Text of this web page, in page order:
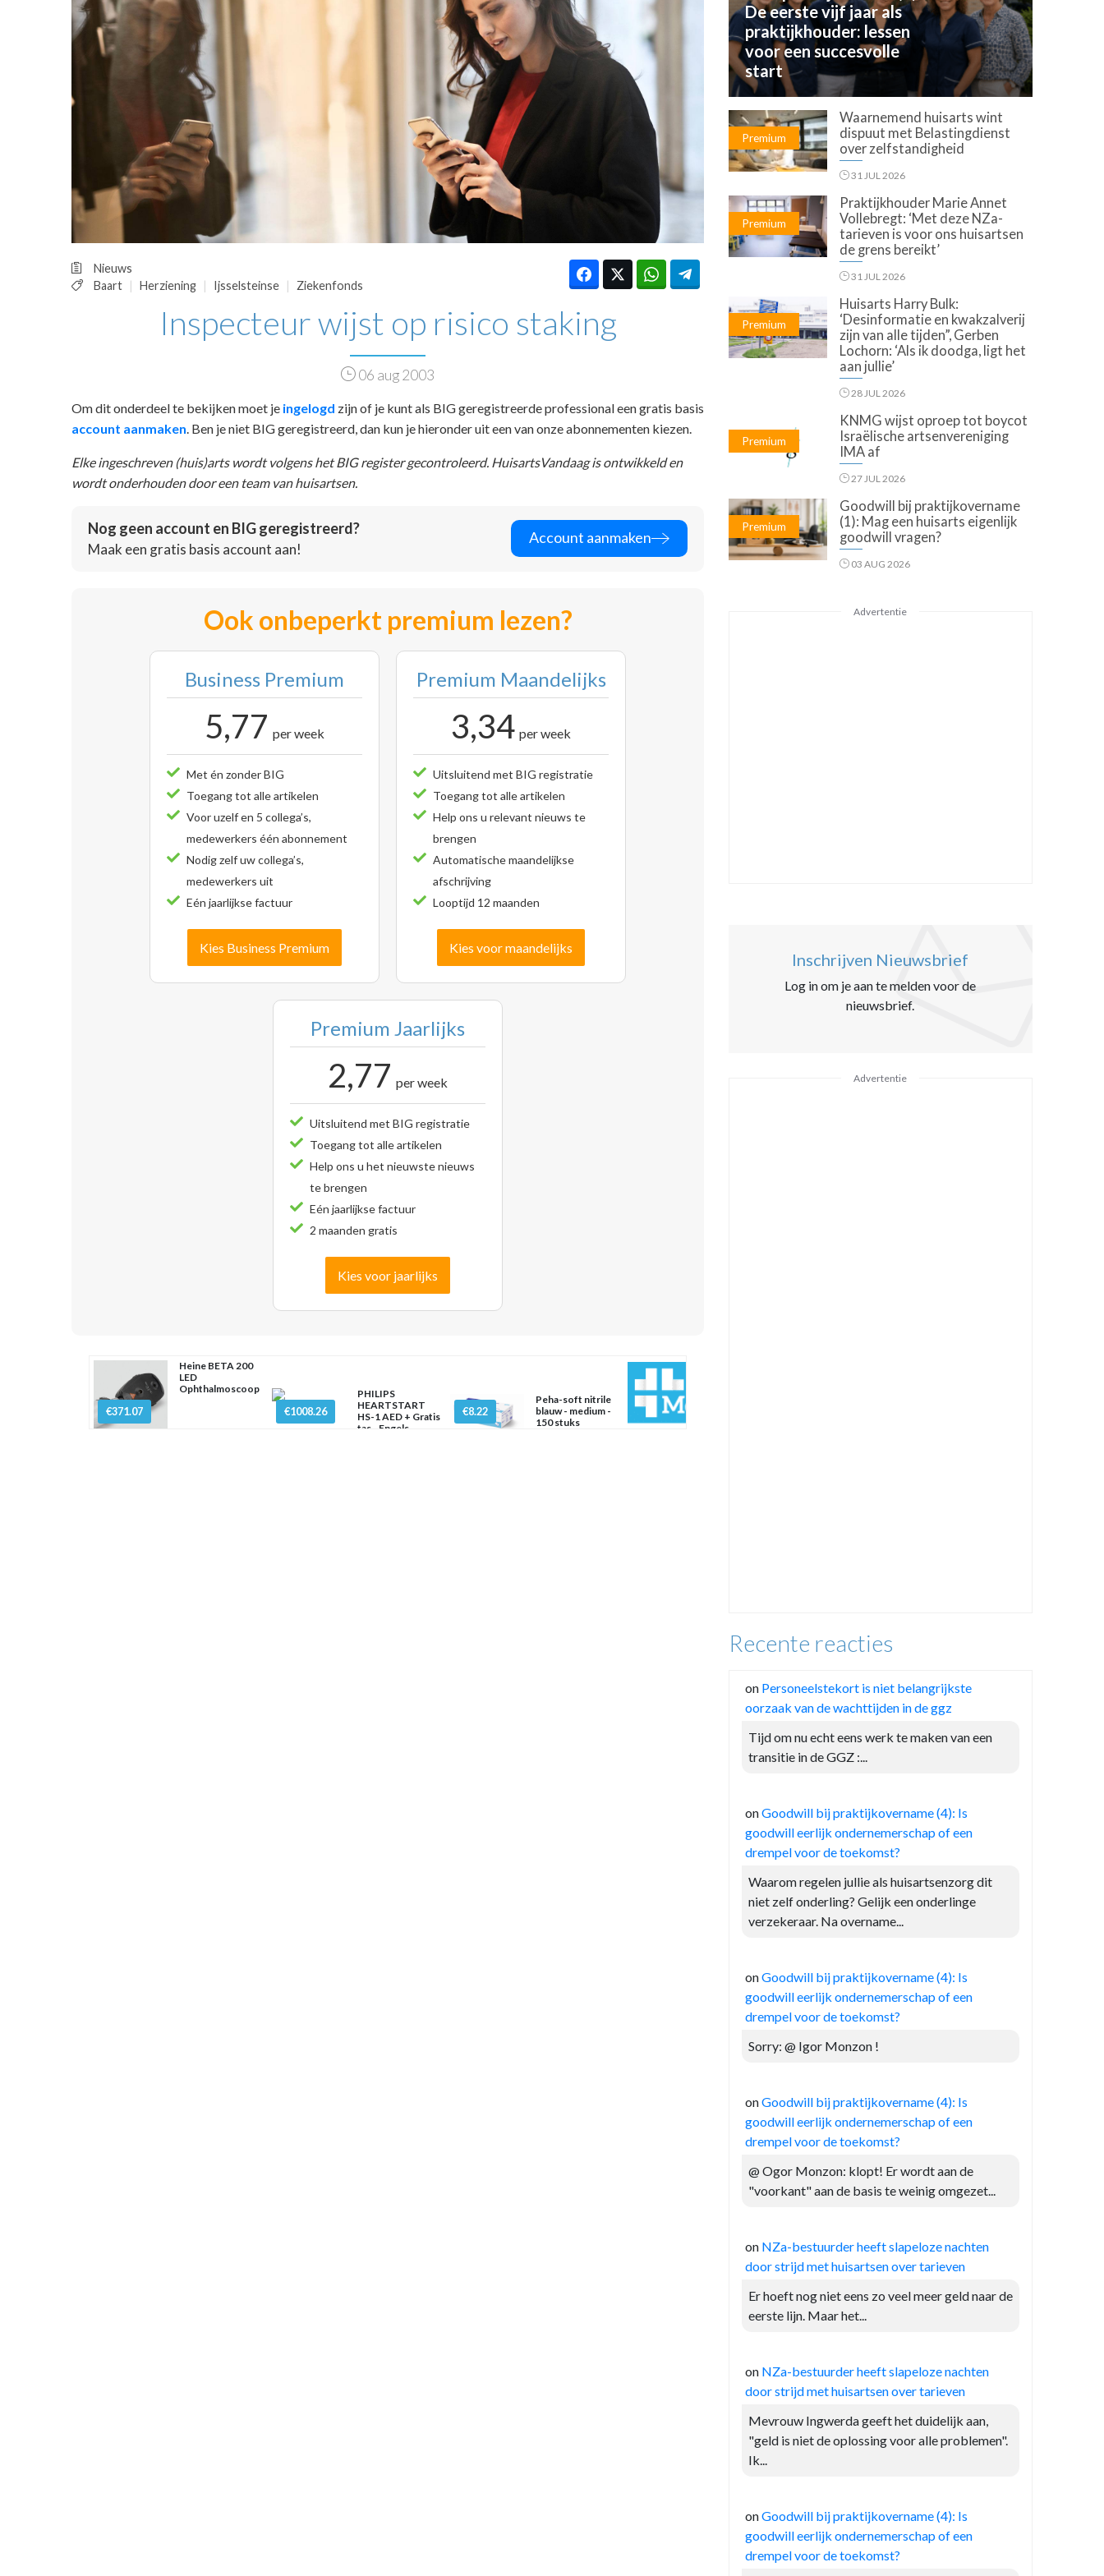
HUISARTSENPOST
PRAKTIJKZAKEN
VPHUISARTSEN
MEDISCHE VAKHANDEL
REGISTRATIE
Nieuws
Baart
Herziening Ijsselsteinse Ziekenfonds
Inspecteur wijst op risico staking
06 aug 2003
Om dit onderdeel te bekijken moet je ingelogd zijn of je kunt als BIG geregistreerde professional een gratis basis
account aanmaken . Ben je niet BIG geregistreerd, dan kun je hieronder uit een van onze abonnementen kiezen.
Elke ingeschreven (huis)arts wordt volgens het BIG register gecontroleerd. HuisartsVandaag is ontwikkeld en
wordt onderhouden door een team van huisartsen.
Nog geen account en BIG geregistreerd?
Maak een gratis basis account aan!
Account aanmaken
Ook onbeperkt premium lezen?
Business Premium
5,77 per week
Met én zonder BIG
Toegang tot alle artikelen
Voor uzelf en 5 collega’s,
medewerkers één abonnement
Nodig zelf uw collega’s,
medewerkers uit
Eén jaarlijkse factuur
Kies Business Premium
Premium Maandelijks
3,34 per week
Uitsluitend met BIG registratie
Toegang tot alle artikelen
Help ons u relevant nieuws te
brengen
Automatische maandelijkse
afschrijving
Looptijd 12 maanden
Kies voor maandelijks
Premium Jaarlijks
2,77 per week
Uitsluitend met BIG registratie
Toegang tot alle artikelen
Help ons u het nieuwste nieuws
te brengen
Eén jaarlijkse factuur
2 maanden gratis
Kies voor jaarlijks
€371.07
Heine BETA 200
LED
Ophthalmoscoop
€1008.26
PHILIPS
HEARTSTART
HS-1 AED + Gratis
tas - Engels
€8.22
Peha-soft nitrile
blauw - medium -
150 stuks
De eerste vijf jaar als
praktijkhouder: lessen
voor een succesvolle
start
Premium
Waarnemend huisarts wint
dispuut met Belastingdienst
over zelfstandigheid
31 JUL 2026
Premium
Praktijkhouder Marie Annet
Vollebregt: ‘Met deze NZa-
tarieven is voor ons huisartsen
de grens bereikt’
31 JUL 2026
Premium
Huisarts Harry Bulk:
‘Desinformatie en kwakzalverij
zijn van alle tijden”, Gerben
Lochorn: ‘Als ik doodga, ligt het
aan jullie’
28 JUL 2026
Premium
KNMG wijst oproep tot boycot
Israëlische artsenvereniging
IMA af
27 JUL 2026
Premium
Goodwill bij praktijkovername
(1): Mag een huisarts eigenlijk
goodwill vragen?
03 AUG 2026
Advertentie
Inschrijven Nieuwsbrief
Log in om je aan te melden voor de
nieuwsbrief.
Advertentie
Recente reacties
on Personeelstekort is niet belangrijkste
oorzaak van de wachttijden in de ggz
Tijd om nu echt eens werk te maken van een
transitie in de GGZ :...
onGoodwill bij praktijkovername (4): Is
goodwill eerlijk ondernemerschap of een
drempel voor de toekomst?
Waarom regelen jullie als huisartsenzorg dit
niet zelf onderling? Gelijk een onderlinge
verzekeraar. Na overname...
onGoodwill bij praktijkovername (4): Is
goodwill eerlijk ondernemerschap of een
drempel voor de toekomst?
Sorry: @ Igor Monzon !
onGoodwill bij praktijkovername (4): Is
goodwill eerlijk ondernemerschap of een
drempel voor de toekomst?
@ Ogor Monzon: klopt! Er wordt aan de
"voorkant" aan de basis te weinig omgezet...
on NZa-bestuurder heeft slapeloze nachten
door strijd met huisartsen over tarieven
Er hoeft nog niet eens zo veel meer geld naar de
eerste lijn. Maar het...
on NZa-bestuurder heeft slapeloze nachten
door strijd met huisartsen over tarieven
Mevrouw Ingwerda geeft het duidelijk aan,
"geld is niet de oplossing voor alle problemen".
Ik...
onGoodwill bij praktijkovername (4): Is
goodwill eerlijk ondernemerschap of een
drempel voor de toekomst?